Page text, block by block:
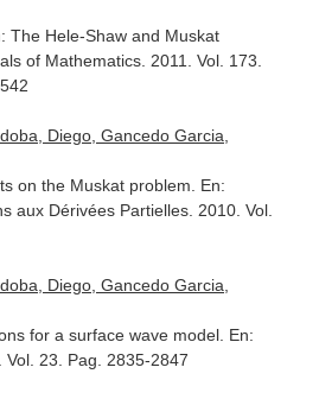
The Hele-Shaw and Muskat
of Mathematics. 2011. Vol. 173.
Diego, Gancedo Garcia,
on the Muskat problem. En:
aux Dérivées Partielles. 2010. Vol.
Diego, Gancedo Garcia,
for a surface wave model. En:
Vol. 23. Pag. 2835-2847